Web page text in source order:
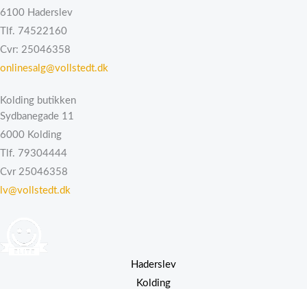
6100 Haderslev
Tlf. 74522160
Cvr: 25046358
onlinesalg@vollstedt.dk
Kolding butikken
Sydbanegade 11
6000 Kolding
Tlf. 79304444
Cvr 25046358
lv@vollstedt.dk
Haderslev
Kolding